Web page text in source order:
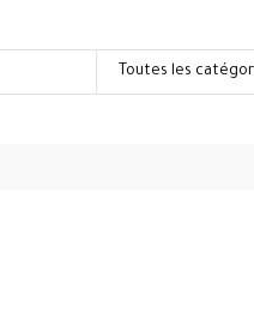
Toutes les